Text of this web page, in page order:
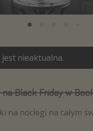
Wschodnia
nieaktualna.
Black Friday w
na noclegi na całym